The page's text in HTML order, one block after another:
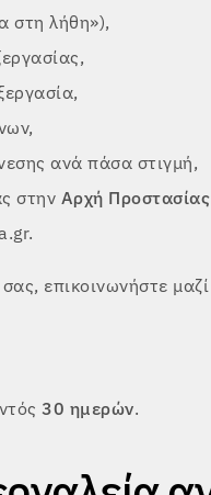
στη λήθη»),
ανά πάσα στιγμή,
στην Αρχή
επικοινωνήστε
30 ημερών.